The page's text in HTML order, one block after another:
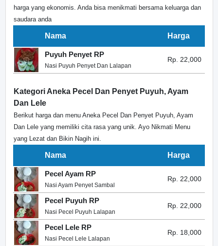
harga yang ekonomis. Anda bisa menikmati bersama keluarga dan
saudara anda
Nama Harga
Puyuh Penyet RP
Nasi Puyuh Penyet Dan Lalapan
Rp. 22,000
Kategori Aneka Pecel Dan Penyet Puyuh, Ayam
Dan Lele
Berikut harga dan menu Aneka Pecel Dan Penyet Puyuh, Ayam
Dan Lele yang memiliki cita rasa yang unik. Ayo Nikmati Menu
yang Lezat dan Bikin Nagih ini.
Nama Harga
Pecel Ayam RP
Nasi Ayam Penyet Sambal
Rp. 22,000
Pecel Puyuh RP
Nasi Pecel Puyuh Lalapan
Rp. 22,000
Pecel Lele RP
Nasi Pecel Lele Lalapan
Rp. 18,000